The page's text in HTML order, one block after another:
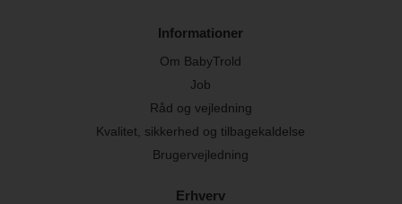
Informationer
Om BabyTrold
Job
Råd og vejledning
Kvalitet, sikkerhed og tilbagekaldelse
Brugervejledning
Erhverv